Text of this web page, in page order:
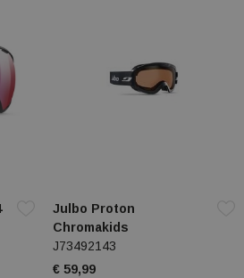
Julbo Proton
Chromakids
J73492143
€ 59,99